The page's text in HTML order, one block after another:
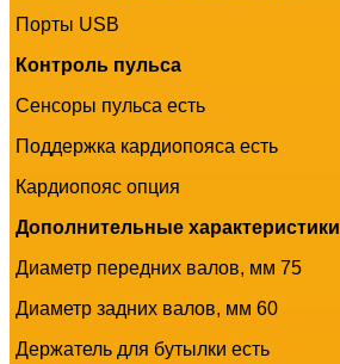
Порты USB
Контроль пульса
Сенсоры пульса есть
Поддержка кардиопояса есть
Кардиопояс опция
Дополнительные xарактеристики
Диаметр передних валов, мм 75
Диаметр задних валов, мм 60
Держатель для бутылки есть